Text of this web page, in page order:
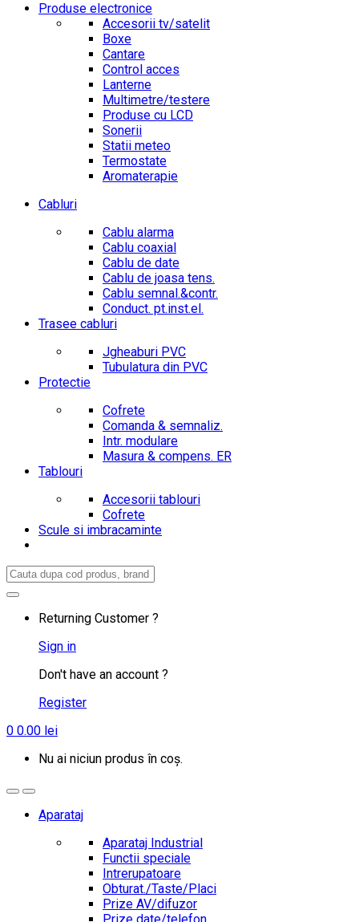
Produse electronice
Accesorii tv/satelit
Boxe
Cantare
Control acces
Lanterne
Multimetre/testere
Produse cu LCD
Sonerii
Statii meteo
Termostate
Aromaterapie
Cabluri
Cablu alarma
Cablu coaxial
Cablu de date
Cablu de joasa tens.
Cablu semnal.&contr.
Conduct. pt.inst.el.
Trasee cabluri
Jgheaburi PVC
Tubulatura din PVC
Protectie
Cofrete
Comanda & semnaliz.
Intr. modulare
Masura & compens. ER
Tablouri
Accesorii tablouri
Cofrete
Scule si imbracaminte
Search
Returning Customer ?
Sign in
Don't have an account ?
Register
0 0.00 lei
Nu ai niciun produs în coș.
Aparataj
Aparataj Industrial
Functii speciale
Intrerupatoare
Obturat./Taste/Placi
Prize AV/difuzor